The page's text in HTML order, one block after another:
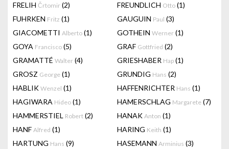
FRELIH Črtomir (2) FREUNDLICH Otto (1)
FUHRKEN Fritz (1) GAUGUIN Paul (3)
GIACOMETTI Alberto (1) GOTHEIN Werner (1)
GOYA Francisco (5) GRAF Gottfried (2)
GRAMATTÉ Walter (4) GRIESHABER Hap (1)
GROSZ George (1) GRUNDIG Hans (2)
HABLIK Wenzel (1) HAFFENRICHTER Hans (1)
HAGIWARA Hideo (1) HAMERSCHLAG Margarete (7)
HAMMERSTIEL Robert (2) HANAK Anton (1)
HANF Alfred (1) HARING Keith (1)
HARTUNG Hans (9) HASEMANN Arminius (3)